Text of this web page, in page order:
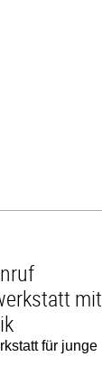
mit
für junge